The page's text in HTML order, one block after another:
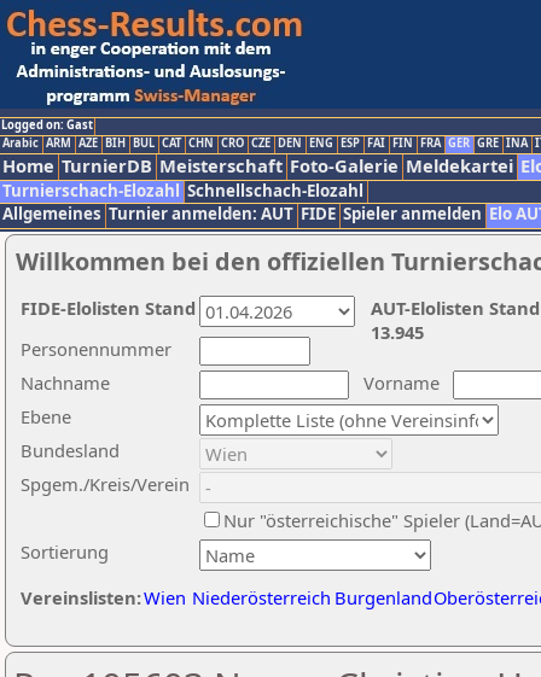
Logged on: Gast
Arabic ARM AZE BIH BUL CAT CHN CRO CZE DEN ENG ESP FAI FIN FRA GER GRE INA
Home TurnierDB Meisterschaft Foto-Galerie Meldekartei
Turnierschach-Elozahl Schnellschach-Elozahl
Allgemeines Turnier anmelden: AUT FIDE Spieler anmelden Elo
Willkommen bei den offiziellen
Nachname
Vorname
Ebene
Sortierung
Personennummer
Bundesland
Spgem./Kreis/Verein
Nur "österreichische" Spieler
Vereinslisten:Wien Niederösterreich Burgenland
AUT-Elolisten
13.945
FIDE-Elolisten Stand